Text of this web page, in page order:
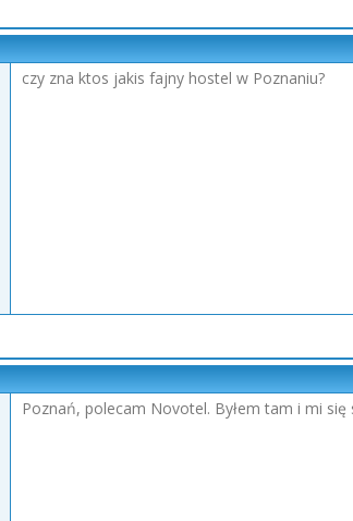
czy zna ktos jakis fajny hostel w Poznaniu?
Poznań, polecam Novotel. Byłem tam i mi